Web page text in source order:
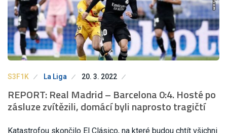
S3F1K La Liga 20. 3. 2022
REPORT: Real Madrid – Barcelona 0:4. Hosté po
zásluze zvítězili, domácí byli naprosto tragičtí
Katastrofou skončilo El Clásico, na které budou chtít všichni